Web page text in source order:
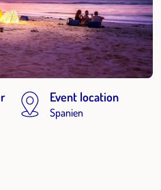
Event location
Spanien